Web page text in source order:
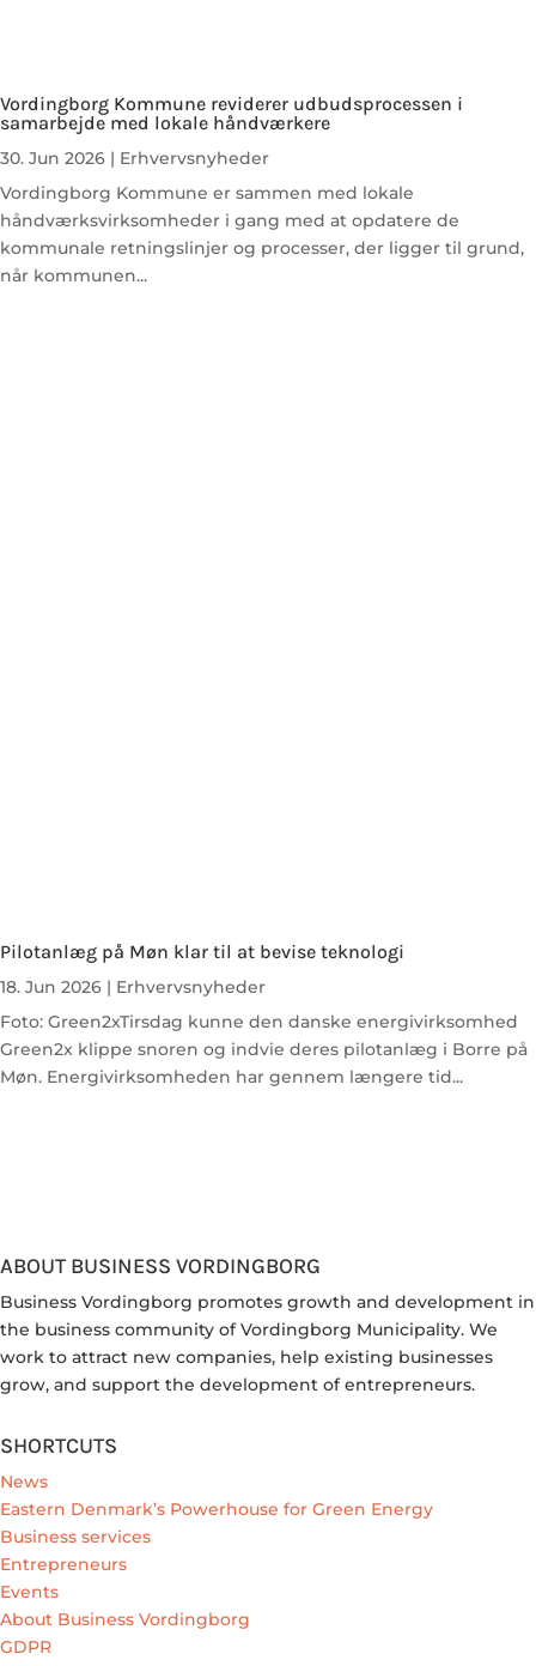
Vordingborg Kommune reviderer udbudsprocessen i
samarbejde med lokale håndværkere
30. Jun 2026 | Erhvervsnyheder
Vordingborg Kommune er sammen med lokale
håndværksvirksomheder i gang med at opdatere de
kommunale retningslinjer og processer, der ligger til grund,
når kommunen...
Pilotanlæg på Møn klar til at bevise teknologi
18. Jun 2026 | Erhvervsnyheder
Foto: Green2xTirsdag kunne den danske energivirksomhed
Green2x klippe snoren og indvie deres pilotanlæg i Borre på
Møn. Energivirksomheden har gennem længere tid...
ABOUT BUSINESS VORDINGBORG
Business Vordingborg promotes growth and development in
the business community of Vordingborg Municipality. We
work to attract new companies, help existing businesses
grow, and support the development of entrepreneurs.
SHORTCUTS
News
Eastern Denmark’s Powerhouse for Green Energy
Business services
Entrepreneurs
Events
About Business Vordingborg
GDPR